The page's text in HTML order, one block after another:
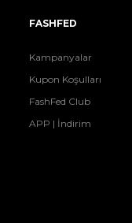
FASHFED
Kampanyalar
Kupon Koşulları
FashFed Club
APP | İndirim